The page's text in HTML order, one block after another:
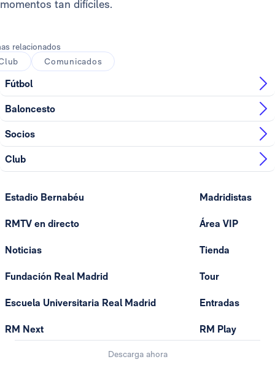
momentos tan difíciles.
relacionados
Comunicados
Fútbol
Baloncesto
Socios
Club
Estadio Bernabéu
RMTV en directo
Noticias
Fundación Real Madrid
Escuela Universitaria Real Madrid
RM Next
Madridistas
Área VIP
Tienda
Tour
Entradas
RM Play
Descarga ahora